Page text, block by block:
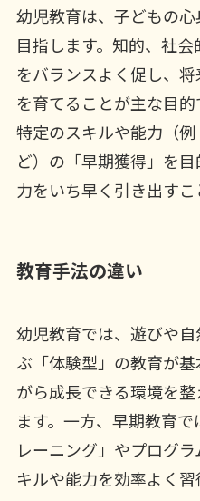
幼児教育は、子どもの
目指します。知的、社
をバランスよく促し、
を育てることが主な目的
特定のスキルや能力（
ど）の「早期獲得」を
力をいち早く引き出すこ
教育手法の違い
幼児教育では、遊びや
ぶ「体験型」の教育が
がら成長できる環境を
ます。一方、早期教育
レーニング」やプログ
キルや能力を効率よく